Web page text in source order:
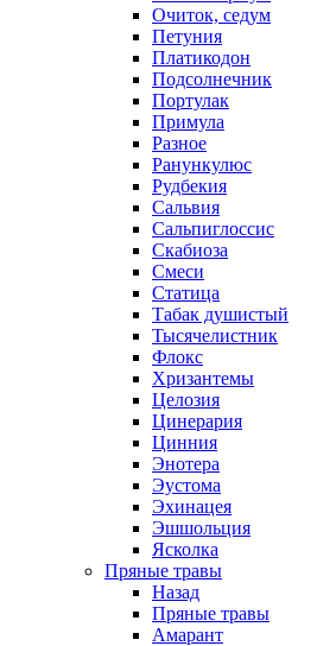
Очиток, седум
Петуния
Платикодон
Подсолнечник
Портулак
Примула
Разное
Ранункулюс
Рудбекия
Сальвия
Сальпиглоссис
Скабиоза
Смеси
Статица
Табак душистый
Тысячелистник
Флокс
Хризантемы
Целозия
Цинерария
Цинния
Энотера
Эустома
Эхинацея
Эшшольция
Ясколка
Пряные травы
Назад
Пряные травы
Амарант